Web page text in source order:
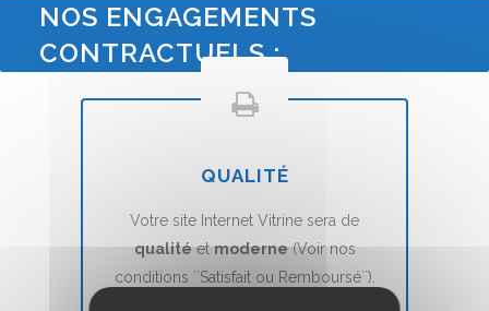
NOS ENGAGEMENTS
CONTRACTUELS :
QUALITÉ
Votre site Internet Vitrine sera de
qualitéetmoderne(Voir nos
conditions ``Satisfait ou Remboursé``).